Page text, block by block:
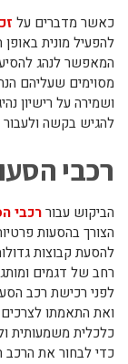
כאשר מדברים על
להפעיל מונית
המאפשר לנהג
מסוימים שעליהם
ושמירה על רישיון
להגיש בקשה
רכבי
הביקוש עבוררכבי
הצורך בהסעות
להסעת קבוצות
רחב של דגמים
לפני רכישת רכב
ואת התאמתו
כלכלית משמעותית
כדי לבחור את הרכב